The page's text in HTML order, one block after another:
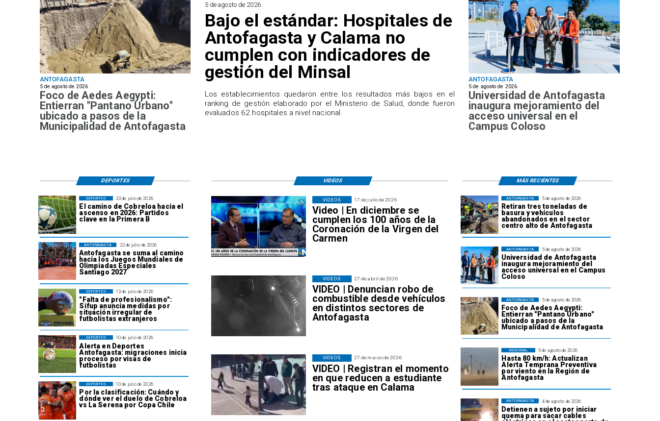
5 de agosto de 2026
Bajo el estándar: Hospitales de
Antofagasta y Calama no
cumplen con indicadores de
gestión del Minsal
Los establecimientos quedaron entre los resultados más bajos en el
ranking de gestión elaborado por el Ministerio de Salud, donde fueron
evaluados 62 hospitales a nivel nacional.
ANTOFAGASTA
5 de agosto de 2026
Foco de Aedes Aegypti:
Entierran "Pantano Urbano"
ubicado a pasos de la
Municipalidad de Antofagasta
ANTOFAGASTA
5 de agosto de 2026
Universidad de Antofagasta
inaugura mejoramiento del
acceso universal en el
Campus Coloso
5 de agosto de 2026
Retiran tres toneladas de
basura y vehículos
abandonados en el sector
centro alto de Antofagasta
ANTOFAGASTA
5 de agosto de 2026
Universidad de Antofagasta
inaugura mejoramiento del
acceso universal en el Campus
Coloso
ANTOFAGASTA
5 de agosto de 2026
Foco de Aedes Aegypti:
Entierran "Pantano Urbano"
ubicado a pasos de la
Municipalidad de Antofagasta
ANTOFAGASTA
5 de agosto de 2026
Hasta 80 km/h: Actualizan
Alerta Temprana Preventiva
por viento en la Región de
Antofagasta
REGIONAL
4 de agosto de 2026
Detienen a sujeto por iniciar
quema para sacar cables
ANTOFAGASTA
23 de julio de 2026
El camino de Cobreloa hacia el
ascenso en 2026: Partidos
clave en la Primera B
DEPORTES
22 de julio de 2026
Antofagasta se suma al camino
hacia los Juegos Mundiales de
Olimpiadas Especiales
Santiago 2027
ANTOFAGASTA
13 de julio de 2026
"Falta de profesionalismo":
Sifup anuncia medidas por
situación irregular de
futbolistas extranjeros
DEPORTES
10 de julio de 2026
Alerta en Deportes
Antofagasta: migraciones inicia
proceso por visas de
futbolistas
DEPORTES
10 de julio de 2026
Por la clasificación: Cuándo y
dónde ver el duelo de Cobreloa
vs La Serena por Copa Chile
DEPORTES
17 de julio de 2026
Video | En diciembre se
cumplen los 100 años de la
Coronación de la Virgen del
Carmen
VIDEOS
27 de abril de 2026
VIDEO | Denuncian robo de
combustible desde vehículos
en distintos sectores de
Antofagasta
VIDEOS
27 de marzo de 2026
VIDEO | Registran el momento
en que reducen a estudiante
tras ataque en Calama
VIDEOS
VIDEOS
DEPORTES MÁS RECIENTES